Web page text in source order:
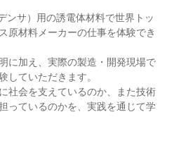
ンサ）用の誘電体材料で世界トッ
原材料メーカーの仕事を体験でき
に加え、実際の製造・開発現場で
していただきます。
社会を支えているのか、また技術
っているのかを、実践を通じて学